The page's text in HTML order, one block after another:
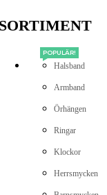
Halsband
POPULÄR!
Armband
Örhängen
Ringar
Klockor
Herrsmycken